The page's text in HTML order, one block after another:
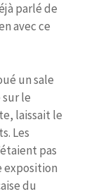
parlé de
avec ce
un sale
le
laissait le
Les
pas
exposition
du